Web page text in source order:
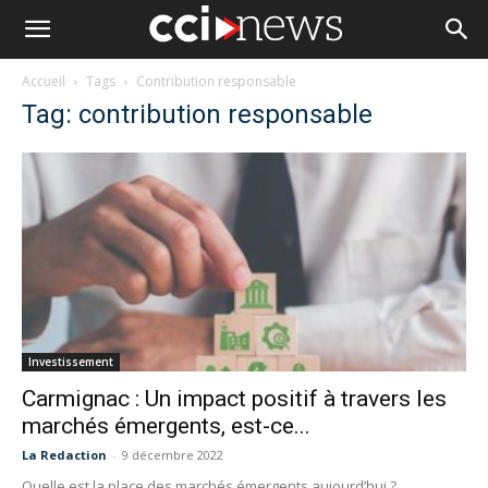
Accueil Tags Contribution responsable
Tag: contribution responsable
Investissement
Carmignac : Un impact positif à travers les
marchés émergents, est-ce...
La Redaction - 9 décembre 2022